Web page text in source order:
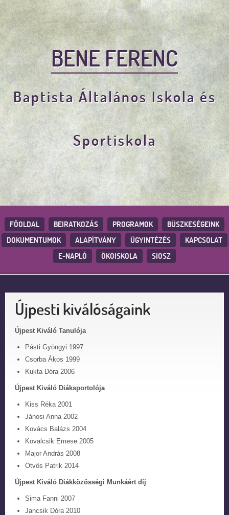
BENE FERENC
Baptista Általános Iskola és
Sportiskola
FŐOLDAL BEIRATKOZÁS PROGRAMOK
BÜSZKESÉGEINK
DOKUMENTUMOK
ALAPÍTVÁNY ÜGYINTÉZÉS
KAPCSOLAT
E-NAPLÓ
ÖKOISKOLA SIOSZ
Újpesti kiválóságaink
Újpest Kiváló Tanulója
Pásti Gyöngyi 1997
Csorba Ákos 1999
Kukta Dóra 2006
Újpest Kiváló Diáksportolója
Kiss Réka 2001
Jánosi Anna 2002
Kovács Balázs 2004
Kovalcsik Emese 2005
Major András 2008
Ötvös Patrik 2014
Újpest Kiváló Diákközösségi Munkáért díj
Sima Fanni 2007
Jancsik Dóra 2010